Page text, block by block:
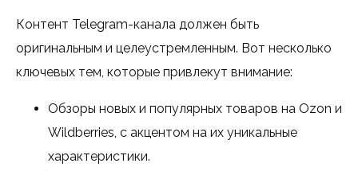
Контент Telegram-канала должен быть
оригинальным и целеустремленным. Вот несколько
ключевых тем, которые привлекут внимание:
Обзоры новых и популярных товаров на Ozon и
Wildberries, с акцентом на их уникальные
характеристики.